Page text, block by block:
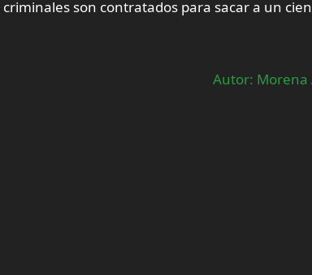
son contratados para sacar a un
Autor: Morena